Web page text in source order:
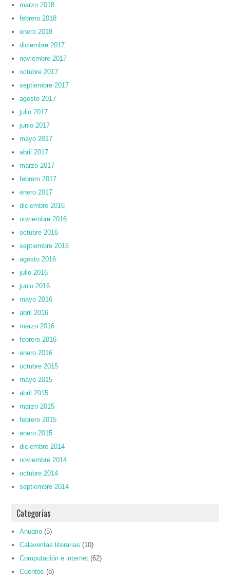
marzo 2018
febrero 2018
enero 2018
diciembre 2017
noviembre 2017
octubre 2017
septiembre 2017
agosto 2017
julio 2017
junio 2017
mayo 2017
abril 2017
marzo 2017
febrero 2017
enero 2017
diciembre 2016
noviembre 2016
octubre 2016
septiembre 2016
agosto 2016
julio 2016
junio 2016
mayo 2016
abril 2016
marzo 2016
febrero 2016
enero 2016
octubre 2015
mayo 2015
abril 2015
marzo 2015
febrero 2015
enero 2015
diciembre 2014
noviembre 2014
octubre 2014
septiembre 2014
Categorías
Anuario (5)
Calaveritas literarias (10)
Computación e internet (62)
Cuentos (8)